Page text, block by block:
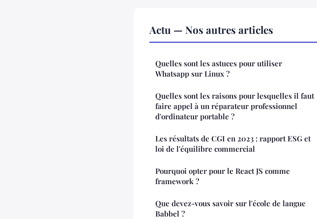
Actu — Nos autres articles
Quelles sont les astuces pour utiliser
Whatsapp sur Linux ?
Quelles sont les raisons pour lesquelles il faut
faire appel à un réparateur professionnel
d'ordinateur portable ?
Les résultats de CGI en 2023 : rapport ESG et
loi de l'équilibre commercial
Pourquoi opter pour le React JS comme
framework ?
Que devez-vous savoir sur l'école de langue
Babbel ?